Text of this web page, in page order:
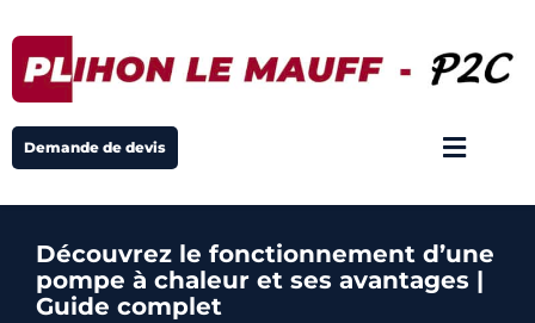
Demande de devis
Découvrez le fonctionnement d’une
pompe à chaleur et ses avantages |
Guide complet